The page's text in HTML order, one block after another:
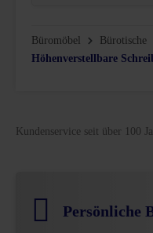
Büromöbel Bürotische
Höhenverstellbare
Kundenservice seit über 100
Persönliche